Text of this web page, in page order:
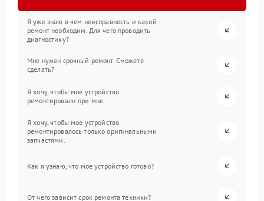
Я уже знаю в чем неисправность и какой
ремонт необходим. Для чего проводить
диагностику?
Мне нужен срочный ремонт. Сможете
сделать?
Я хочу, чтобы мое устройство
ремонтировали при мне.
Я хочу, чтобы мое устройство
ремонтировалось только оригинальными
запчастями.
Как я узнаю, что мое устройство готово?
От чего зависит срок ремонта техники?